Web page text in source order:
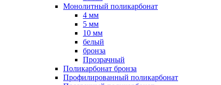
Монолитный поликарбонат
4 мм
5 мм
10 мм
белый
бронза
Прозрачный
Поликарбонат бронза
Профилированный поликарбонат